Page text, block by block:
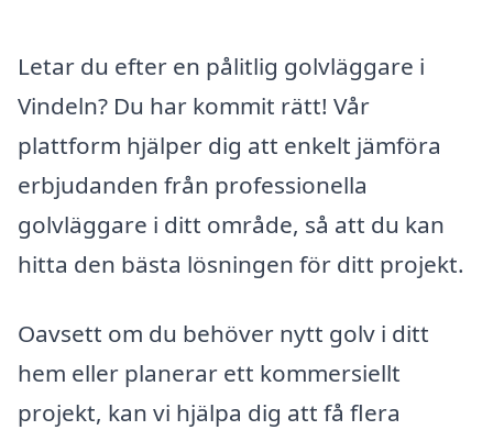
Letar du efter en pålitlig golvläggare i
Vindeln? Du har kommit rätt! Vår
plattform hjälper dig att enkelt jämföra
erbjudanden från professionella
golvläggare i ditt område, så att du kan
hitta den bästa lösningen för ditt projekt.
Oavsett om du behöver nytt golv i ditt
hem eller planerar ett kommersiellt
projekt, kan vi hjälpa dig att få flera